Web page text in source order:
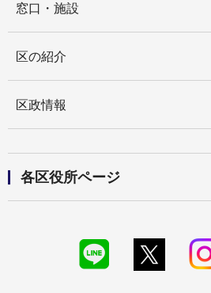
窓口・施設
区の紹介
区政情報
各区役所ページ